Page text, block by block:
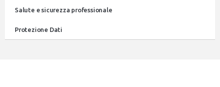
Salute e sicurezza professionale
Protezione Dati